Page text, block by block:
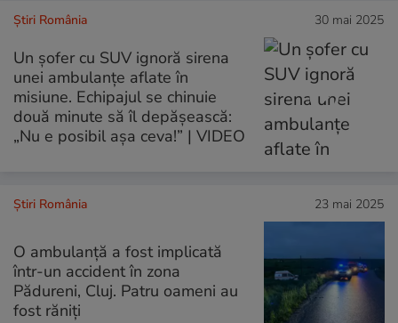
Știri România 30 mai 2025
Un șofer cu SUV ignoră sirena
unei ambulanțe aflate în
misiune. Echipajul se chinuie
două minute să îl depășească:
„Nu e posibil așa ceva!” | VIDEO
Știri România 23 mai 2025
O ambulanță a fost implicată
într-un accident în zona
Pădureni, Cluj. Patru oameni au
fost răniți